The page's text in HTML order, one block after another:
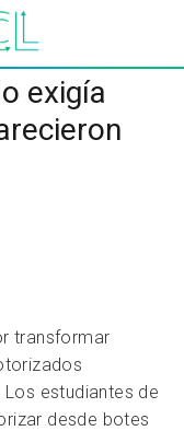
exigía
transformar
estudiantes de
desde botes